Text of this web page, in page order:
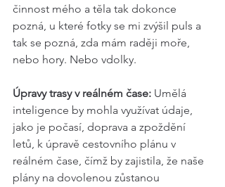
činnost mého a těla tak dokonce
pozná, u které fotky se mi zvýšil puls a
tak se pozná, zda mám raději moře,
nebo hory. Nebo vdolky.
Úpravy trasy v reálném čase: Umělá
inteligence by mohla využívat údaje,
jako je počasí, doprava a zpoždění
letů, k úpravě cestovního plánu v
reálném čase, čímž by zajistila, že naše
plány na dovolenou zůstanou